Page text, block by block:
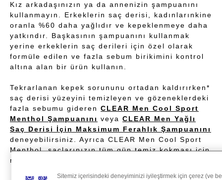
Kız arkadaşınızın ya da annenizin şampuanını
kullanmayın. Erkeklerin saç derisi, kadınlarınkine
oranla %60 daha yağlıdır ve kepeklenmeye daha
yatkındır. Başkasının şampuanını kullanmak
yerine erkeklerin saç derileri için özel olarak
formüle edilen ve fazla sebum birikimini kontrol
altına alan bir ürün kullanın.
Tekrarlanan kepek sorununu ortadan kaldırırken*
saç derisi yüzeyini temizleyen ve gözeneklerdeki
fazla sebumu gideren CLEAR Men Cool Sport
Menthol Şampuanını veya CLEAR Men Yağlı
Saç Derisi İçin Maksimum Ferahlık Şampuanını
deneyebilirsiniz. Ayrıca CLEAR Men Cool Sport
Menthol, saçlarınızın tüm gün temiz kokması için
mentol içeriğine de sahiptir.
Sitemiz içerisindeki deneyiminizi iyileştirmek için çerez (ve